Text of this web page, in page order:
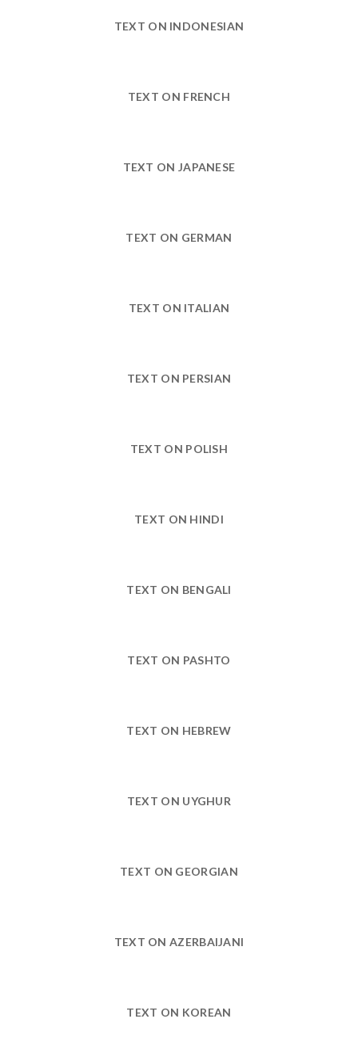
TEXT ON INDONESIAN
TEXT ON FRENCH
TEXT ON JAPANESE
TEXT ON GERMAN
TEXT ON ITALIAN
TEXT ON PERSIAN
TEXT ON POLISH
TEXT ON HINDI
TEXT ON BENGALI
TEXT ON PASHTO
TEXT ON HEBREW
TEXT ON UYGHUR
TEXT ON GEORGIAN
TEXT ON AZERBAIJANI
TEXT ON KOREAN